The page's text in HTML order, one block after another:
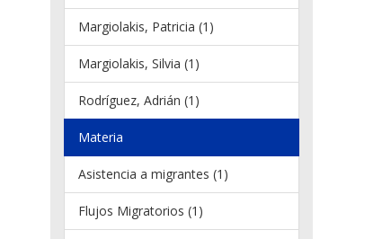
Margiolakis, Patricia (1)
Margiolakis, Silvia (1)
Rodríguez, Adrián (1)
Materia
Asistencia a migrantes (1)
Flujos Migratorios (1)